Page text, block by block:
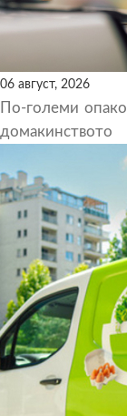
06 август, 2026
По-големи
домакинството